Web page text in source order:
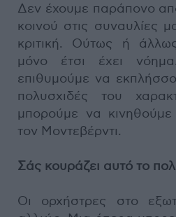
Δεν έχουμε παράπονο
κοινού στις συναυλίες
κριτική. Ούτως ή
μόνο έτσι έχει
επιθυμούμε να
πολυσχιδές του
μπορούμε να
τον Μοντεβέρντι.
Σάς κουράζει αυτό το
Οι ορχήστρες στο